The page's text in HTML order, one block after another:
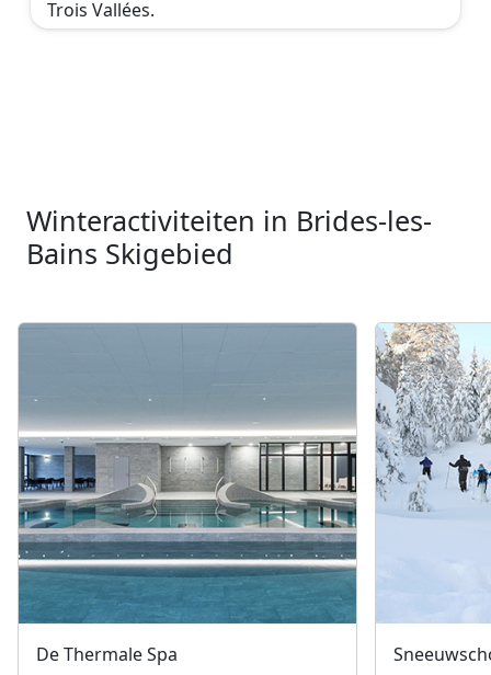
Trois Vallées.
Winteractiviteiten in Brides-les-
Bains Skigebied
De Thermale Spa